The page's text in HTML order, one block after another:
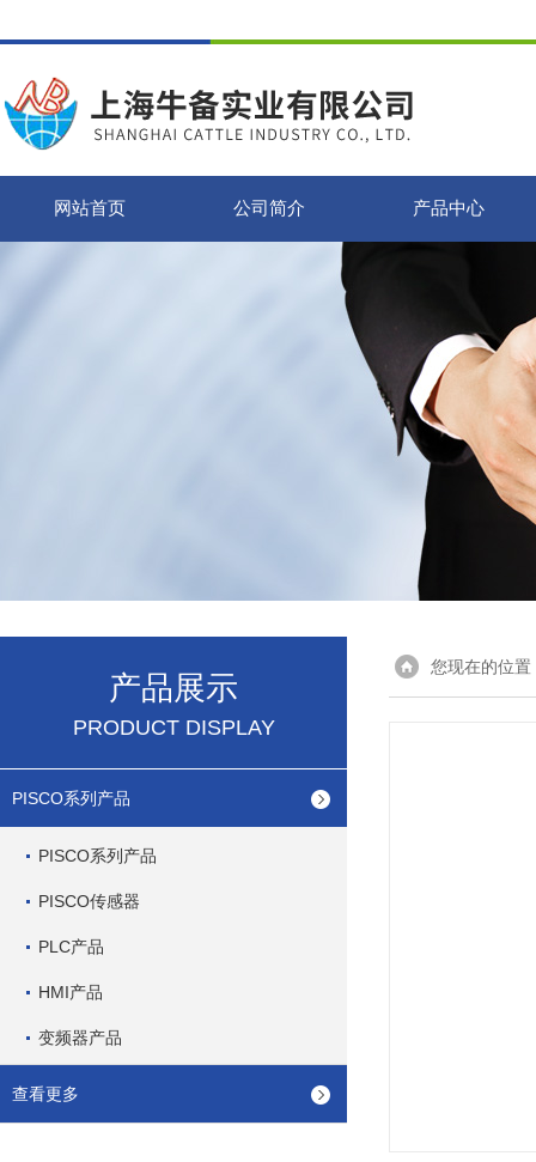
网站首页 公司简介 产品中心
产品展示
PRODUCT DISPLAY
PISCO系列产品
PISCO系列产品
PISCO传感器
PLC产品
HMI产品
变频器产品
查看更多
您现在的位置